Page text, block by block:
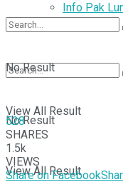
Info Pak
No Result
View All Result
No Result
View All Result
528
SHARES
1.5k
VIEWS
Share on Facebook